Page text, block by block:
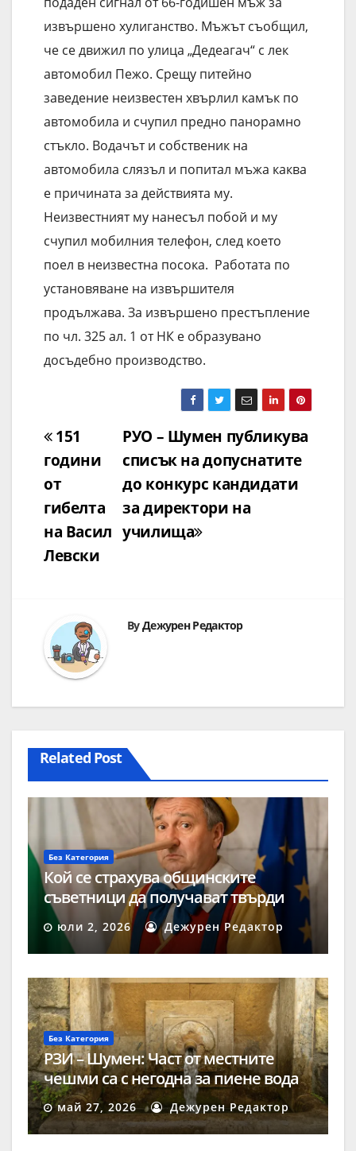
извършено хулиганство. Мъжът съобщил,
че се движил по улица „Дедеагач“ с лек
автомобил Пежо. Срещу питейно
заведение неизвестен хвърлил камък по
автомобила и счупил предно панорамно
стъкло. Водачът и собственик на
автомобила слязъл и попитал мъжа каква
е причината за действията му.
Неизвестният му нанесъл побой и му
счупил мобилния телефон, след което
поел в неизвестна посока. Работата по
установяване на извършителя
продължава. За извършено престъпление
по чл. 325 ал. 1 от НК е образувано
досъдебно производство.
НавигацияРУО – Шумен публикува
списък на допуснатите
до конкурс кандидати
за директори на
училища
151
години
от
гибелта
на Васил
Левски
ByДежурен Редактор
Related Post
Без Категория
Кой се страхува общинските
съветници да получават твърди
заплати?
юли 2, 2026 Дежурен Редактор
Без Категория
РЗИ – Шумен: Част от местните
чешми са с негодна за пиене вода
май 27, 2026 Дежурен Редактор